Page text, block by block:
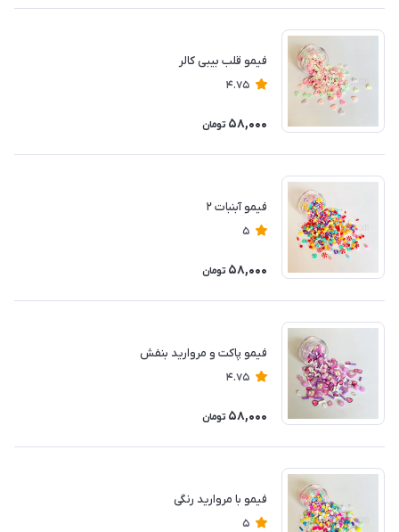
فیمو قلب بیبی کالر
4.75
58,000 تومان
فیمو آبنبات ۲
5
58,000 تومان
فیمو پاکت و مروارید بنفش
4.75
58,000 تومان
فیمو با مروارید رنگی
5